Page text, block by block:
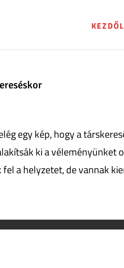
egy kép, hogy a
ki a véleményünket
a helyzetet, de vannak